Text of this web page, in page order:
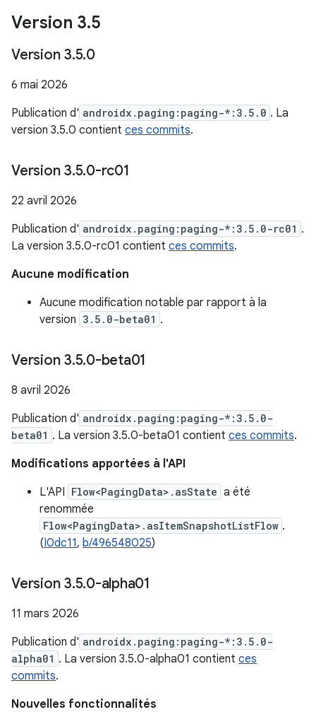
Version 3.5
Version 3.5.0
6 mai 2026
Publication d' androidx.paging:paging-*:3.5.0 . La
version 3.5.0 contient ces commits.
Version 3.5.0-rc01
22 avril 2026
Publication d' androidx.paging:paging-*:3.5.0-rc01 .
La version 3.5.0-rc01 contient ces commits.
Aucune modification
Aucune modification notable par rapport à la
version 3.5.0-beta01 .
Version 3.5.0-beta01
8 avril 2026
Publication d' androidx.paging:paging-*:3.5.0-
beta01 . La version 3.5.0-beta01 contient ces commits.
Modifications apportées à l'API
L'API Flow<PagingData>.asState a été
renommée
Flow<PagingData>.asItemSnapshotListFlow .
(I0dc11, b/496548025)
Version 3.5.0-alpha01
11 mars 2026
Publication d' androidx.paging:paging-*:3.5.0-
alpha01 . La version 3.5.0-alpha01 contient ces
commits.
Nouvelles fonctionnalités